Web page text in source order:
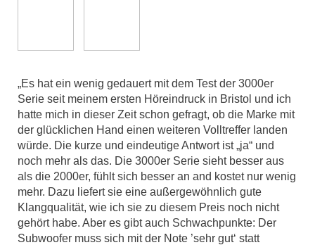
„Es hat ein wenig gedauert mit dem Test der 3000er
Serie seit meinem ersten Höreindruck in Bristol und ich
hatte mich in dieser Zeit schon gefragt, ob die Marke mit
der glücklichen Hand einen weiteren Volltreffer landen
würde. Die kurze und eindeutige Antwort ist „ja“ und
noch mehr als das. Die 3000er Serie sieht besser aus
als die 2000er, fühlt sich besser an and kostet nur wenig
mehr. Dazu liefert sie eine außergewöhnlich gute
Klangqualität, wie ich sie zu diesem Preis noch nicht
gehört habe. Aber es gibt auch Schwachpunkte: Der
Subwoofer muss sich mit der Note ’sehr gut‘ statt